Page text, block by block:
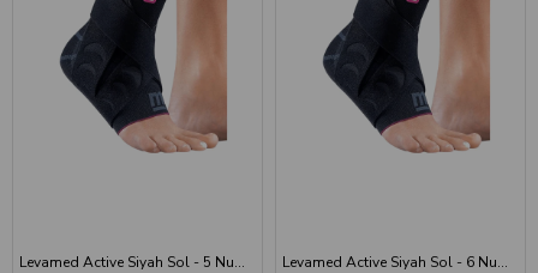
Levamed Active Siyah Sol - 5 Numara Levamed Active Siyah Sol - 6 Numara